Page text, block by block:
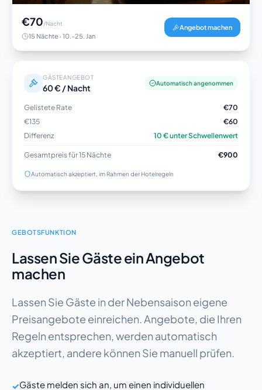
€70/Nacht
15 Nächte · 10.–25. Jan
Angebot machen
GÄSTEANGEBOT
60 € / Nacht Automatisch angenommen
Gelistete Rate
€70
€135
€60
Differenz
10 € unter Schwellenwert
Gesamtpreis für 15 Nächte €900
Automatisch akzeptiert, im Rahmen der Hotelregeln
GEBOTSFUNKTION
Lassen Sie Gäste ein Angebot
machen
Lassen Sie Gäste in der Nebensaison eigene
Preisangebote einreichen. Angebote, die Ihren
Regeln entsprechen, werden automatisch
akzeptiert, andere können Sie manuell prüfen.
✓Gäste melden sich an, um einen individuellen